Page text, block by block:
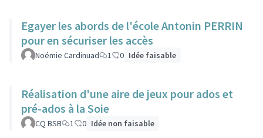
Egayer les abords de l'école Antonin PERRIN
pour en sécuriser les accès
Noémie Cardinuad 1 0 Idée faisable
Réalisation d'une aire de jeux pour ados et
pré-ados à la Soie
CQ BSB 1 0 Idée non faisable